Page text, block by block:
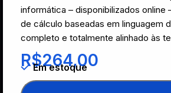
informática – disponibilizados
de cálculo baseadas em linguagem
completo e totalmente alinhado às
R$264,00
Em estoque